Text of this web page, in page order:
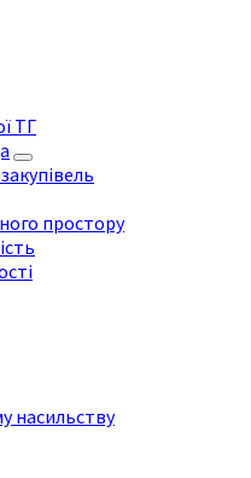
ТГ
простору
насильству